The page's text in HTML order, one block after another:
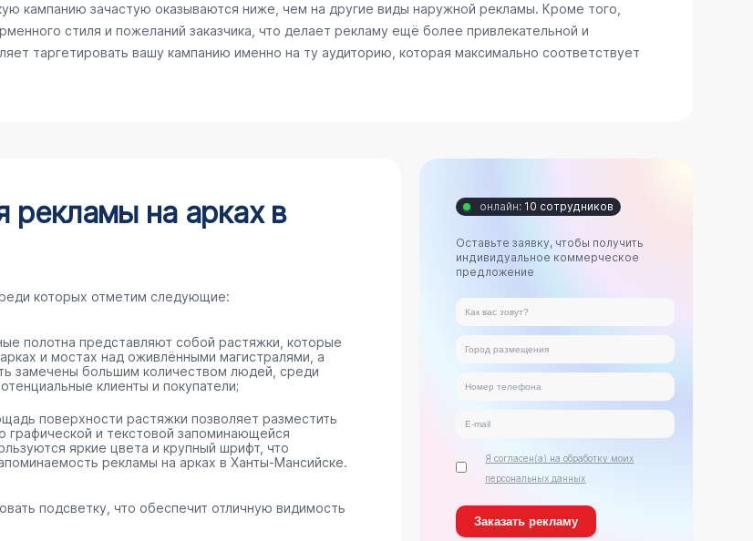
кампанию зачастую оказываются ниже, чем на другие виды наружной рекламы. Кроме того,
стиля и пожеланий заказчика, что делает рекламу ещё более привлекательной и
таргетировать вашу кампанию именно на ту аудиторию, которая максимально соответствует
на арках в
которых отметим следующие:
полотна представляют собой растяжки, которые
и мостах над оживлёнными магистралями, а
замечены большим количеством людей, среди
клиенты и покупатели;
поверхности растяжки позволяет разместить
графической и текстовой запоминающейся
яркие цвета и крупный шрифт, что
рекламы на арках в Ханты-Мансийске.
подсветку, что обеспечит отличную видимость
онлайн: 10 сотрудников
Оставьте заявку, чтобы получить
индивидуальное коммерческое
предложение
Я согласен(а) на обработку моих
персональных данных